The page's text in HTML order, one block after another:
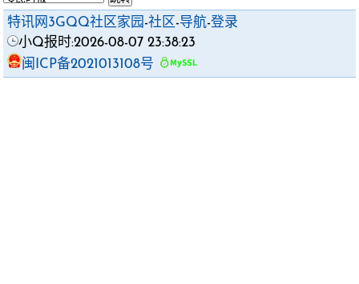
特讯网3GQQ社区家园 -社区 -导航-登录
小Q报时:2026-08-07 23:38:23
闽ICP备2021013108号